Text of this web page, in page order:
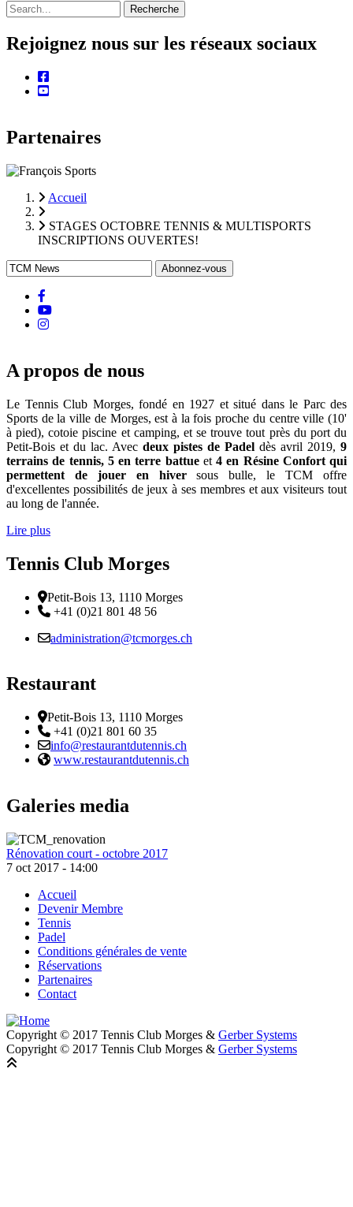
Recherche
Rejoignez nous sur les réseaux sociaux
facebook
youtube
Partenaires
Fil
d'Ariane
Accueil
STAGES OCTOBRE TENNIS & MULTISPORTS
INSCRIPTIONS OUVERTES!
Youtube
instagram
A propos de nous
Le Tennis Club Morges, fondé en 1927 et situé dans le Parc des
Sports de la ville de Morges, est à la fois proche du centre ville (10'
à pied), cotoie piscine et camping, et se trouve tout près du port du
Petit-Bois et du lac. Avec deux pistes de Padel dès avril 2019, 9
terrains de tennis, 5 en terre battueet 4 en Résine Confort qui
permettent de jouer en hiversous bulle, le TCM offre
d'excellentes possibilités de jeux à ses membres et aux visiteurs tout
au long de l'année.
Lire plus
Tennis Club Morges
Adresse
Petit-Bois 13, 1110 Morges
Téléphone:
+41 (0)21 801 48 56
Email :
administration@tcmorges.ch
Restaurant
Adresse
Petit-Bois 13, 1110 Morges
Téléphone:
+41 (0)21 801 60 35
Email :
info@restaurantdutennis.ch
Site web:
www.restaurantdutennis.ch
Galeries media
Rénovation court - octobre 2017
7 oct 2017 - 14:00
Footer
Accueil
Devenir Membre
Tennis
Padel
Conditions générales de vente
Réservations
Partenaires
Contact
Copyright © 2017 Tennis Club Morges & Gerber Systems
Copyright © 2017 Tennis Club Morges & Gerber Systems